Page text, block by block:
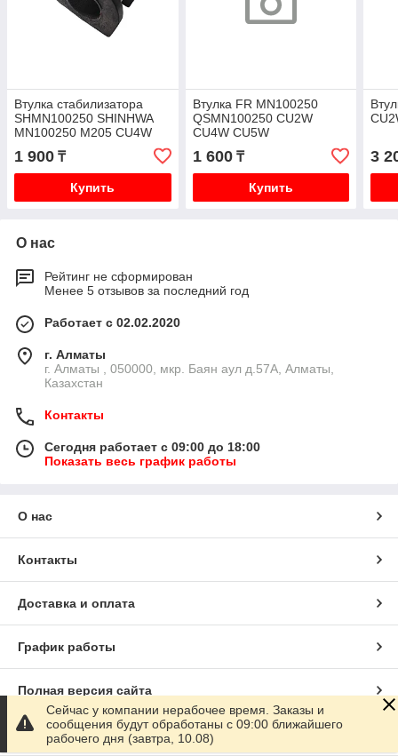
Втулка стабилизатора
SHMN100250 SHINHWA
MN100250 M205 CU4W
1 900 ₸
Купить
Втулка FR MN100250
QSMN100250 CU2W
CU4W CU5W
1 600₸
Купить
3
О нас
Рейтинг не сформирован
Менее 5 отзывов за последний год
Работает с 02.02.2020
г. Алматы
г. Алматы , 050000, мкр. Баян аул д.57А, Алматы,
Казахстан
Контакты
Сегодня работает с 09:00 до 18:00
Показать весь график работы
О нас
Контакты
Доставка и оплата
График работы
Полная версия сайта
Сайт создан на маркетплейсеSatu.kz
Сейчас у компании нерабочее время. Заказы и
сообщения будут обработаны с 09:00 ближайшего
рабочего дня (завтра, 10.08)